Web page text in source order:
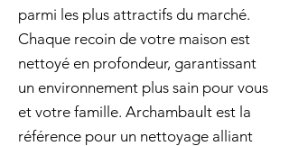
parmi les plus attractifs du marché.
Chaque recoin de votre maison est
nettoyé en profondeur, garantissant
un environnement plus sain pour vous
et votre famille. Archambault est la
référence pour un nettoyage alliant